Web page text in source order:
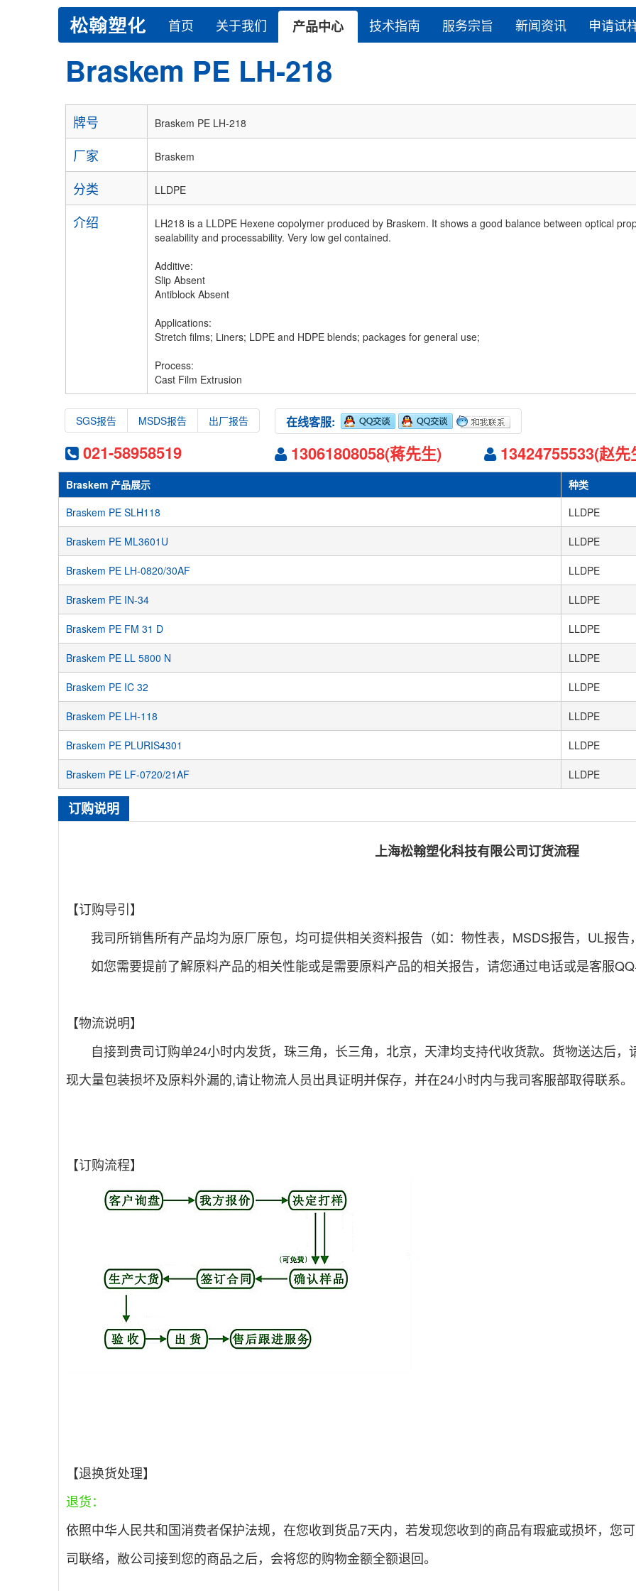
首页 关于我们 产品中心 技术指南 服务宗旨 新闻资讯 申请试
Braskem PE LH-218
牌号 Braskem PE LH-218
厂家 Braskem
分类 LLDPE
介绍
LH218 is a LLDPE Hexene copolymer produced by Braskem. It shows a good balance between optical
sealability and processability. Very low gel contained.
Additive:
Slip Absent
Antiblock Absent
Applications:
Stretch films; Liners; LDPE and HDPE blends; packages for general use;
Process:
Cast Film Extrusion
SGS报告 MSDS报告 出厂报告 在线客服:
021-58958519 13061808058(蒋先生) 13424755533(赵先
Braskem 产品展示
种类
Braskem PE SLH118
LLDPE
Braskem PE ML3601U LLDPE
Braskem PE LH-0820/30AF LLDPE
Braskem PE IN-34 LLDPE
Braskem PE FM 31 D LLDPE
Braskem PE LL 5800 N LLDPE
Braskem PE IC 32 LLDPE
Braskem PE LH-118 LLDPE
Braskem PE PLURIS4301 LLDPE
Braskem PE LF-0720/21AF LLDPE
订购说明
上海松翰塑化科技有限公司订货流程
【订购导引】
我司所销售所有产品均为原厂原包，均可提供相关资料报告（如：物性表，MSDS报告，UL报告
如您需要提前了解原料产品的相关性能或是需要原料产品的相关报告，请您通过电话或是客服
【物流说明】
自接到贵司订购单24小时内发货，珠三角，长三角，北京，天津均支持代收货款。货物送达后，
现大量包装损坏及原料外漏的,请让物流人员出具证明并保存，并在24小时内与我司客服部取得联系。
【订购流程】
【退换货处理】
退货：
依照中华人民共和国消费者保护法规，在您收到货品7天内，若发现您收到的商品有瑕疵或损坏，您
司联络，敝公司接到您的商品之后，会将您的购物金额全额退回。